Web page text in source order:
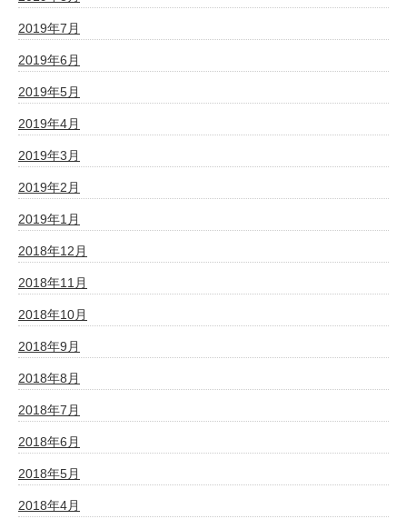
2019年7月
2019年6月
2019年5月
2019年4月
2019年3月
2019年2月
2019年1月
2018年12月
2018年11月
2018年10月
2018年9月
2018年8月
2018年7月
2018年6月
2018年5月
2018年4月